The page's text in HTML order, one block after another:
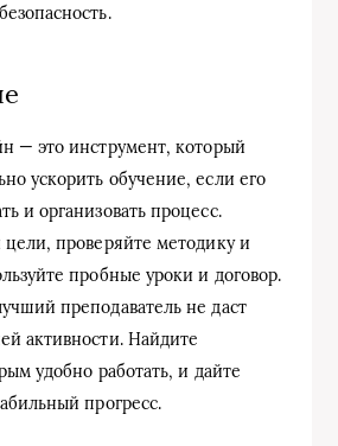
— это инструмент, который
ускорить обучение, если его
и организовать процесс.
проверяйте методику и
пробные уроки и договор.
преподаватель не даст
активности. Найдите
удобно работать, и дайте
прогресс.